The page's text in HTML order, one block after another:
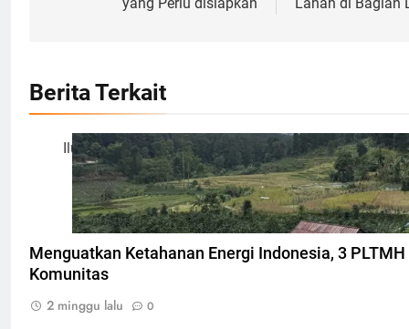
Berita Terkait
Ilustrasi Pembangkit Listrik Tenaga Mikrohidro, Foto:
Menguatkan Ketahanan Energi Indonesia, 3
Komunitas
2 minggu lalu
0